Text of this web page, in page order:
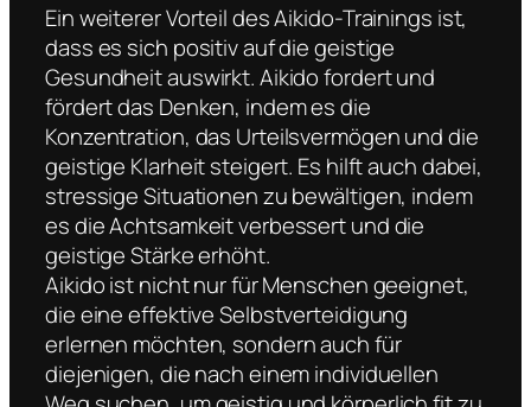
Ein weiterer Vorteil des Aikido-Trainings ist,
dass es sich positiv auf die geistige
Gesundheit auswirkt. Aikido fordert und
fördert das Denken, indem es die
Konzentration, das Urteilsvermögen und die
geistige Klarheit steigert. Es hilft auch dabei,
stressige Situationen zu bewältigen, indem
es die Achtsamkeit verbessert und die
geistige Stärke erhöht.
Aikido ist nicht nur für Menschen geeignet,
die eine effektive Selbstverteidigung
erlernen möchten, sondern auch für
diejenigen, die nach einem individuellen